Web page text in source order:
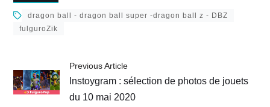
dragon ball - dragon ball super -dragon ball z - DBZ
fulguroZik
Previous Article
Instoygram : sélection de photos de jouets
du 10 mai 2020